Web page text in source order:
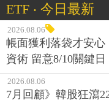
ETF ‧ 今日最新
2026.08.06
帳面獲利落袋才安心
資術 留意8/10關鍵日
2026.08.06
7月回顧》韓股狂瀉